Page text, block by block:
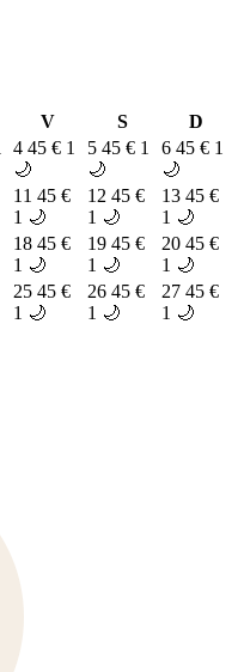
V S
D
4 45 € 1
🌙
5 45 € 1
🌙
6 45 € 1
🌙
11 45 €
1 🌙
12 45 €
1 🌙
13 45 €
1 🌙
18 45 €
1 🌙
19 45 €
1 🌙
20 45 €
1 🌙
25 45 €
1 🌙
26 45 €
1 🌙
27 45 €
1 🌙